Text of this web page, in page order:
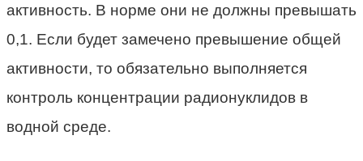
активность. В норме они не должны превышать
0,1. Если будет замечено превышение общей
активности, то обязательно выполняется
контроль концентрации радионуклидов в
водной среде.